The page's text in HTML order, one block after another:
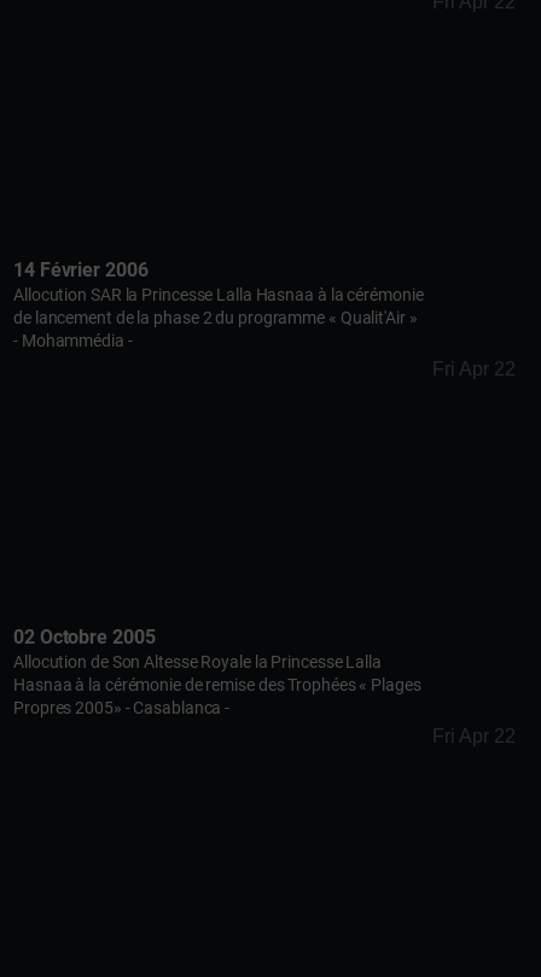
14 Février 2006
Allocution SAR la Princesse Lalla Hasnaa à la cérémonie
de lancement de la phase 2 du programme « Qualit'Air »
- Mohammédia -
Fri Apr 22
02 Octobre 2005
Allocution de Son Altesse Royale la Princesse Lalla
Hasnaa à la cérémonie de remise des Trophées « Plages
Propres 2005» - Casablanca -
Fri Apr 22